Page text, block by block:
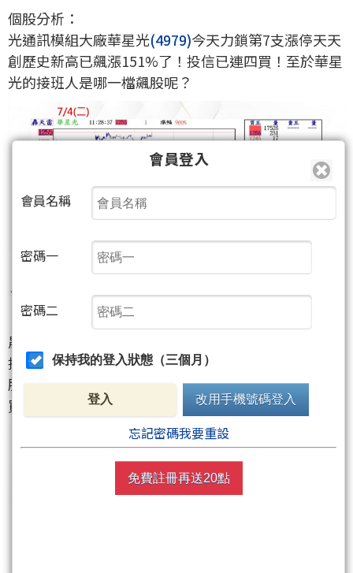
個股分析：
光通訊模組大廠華星光(4979)今天力鎖第7支漲停天天
創歷史新高已飆漲151%了！投信已連四買！至於華星
光的接班人是哪一檔飆股呢？
晟銘電
推出最新浸沒式水冷機櫃，預計明年推出含機櫃、伺
服器解決方案，未來商機無限！外資已連四買累計大
買7983張！
會員登入
會員名稱
密碼一
密碼二
保持我的登入狀態（三個月）
登入 改用手機號碼登入
忘記密碼我要重設
免費註冊再送20點